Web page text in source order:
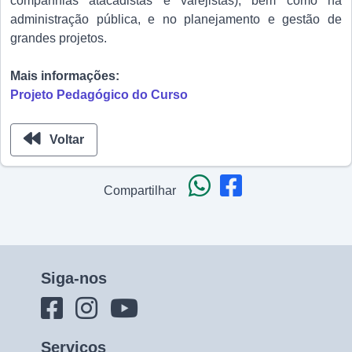
administração pública, e no planejamento e gestão de
grandes projetos.
Mais informações:
Projeto Pedagógico do Curso
Voltar
Compartilhar
Siga-nos
Serviços